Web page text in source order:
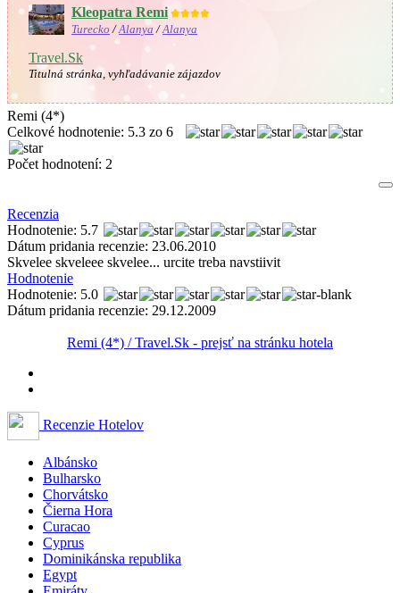
Kleopatra Remi★★★★
Turecko /Alanya /Alanya
Travel.Sk
Titulná stránka, vyhľadávanie zájazdov
Remi (4*)
Celkové hodnotenie: 5.3 zo 6
Počet hodnotení: 2
Recenzia
Hodnotenie: 5.7
Dátum pridania recenzie: 23.06.2010
Skvelee skveleee skvelee... urcite treba navstiivit
Hodnotenie
Hodnotenie: 5.0
Dátum pridania recenzie: 29.12.2009
Remi (4*) / Travel.Sk - prejsť na stránku hotela
Recenzie Hotelov
Albánsko
Bulharsko
Chorvátsko
Čierna Hora
Curacao
Cyprus
Dominikánska republika
Egypt